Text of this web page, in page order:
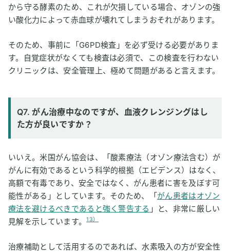
から守る酵素のため、これが欠損している場合、オゾンの強
い酸化力によって赤血球が壊れてしまうおそれがあります。
そのため、事前に「G6PD検査」を必ず受ける必要がありま
す。自覚症状がなくても検査は必須で、この検査を行わない
クリニックは、安全管理上、極めて問題があると言えます。
Q7. がん治療中なのですが、血液クレンジングはし
た方が良いですか？
いいえ。米国がん協会は、「酸素療法（オゾン療法含む）が
がんに有効であるという科学的根拠（エビデンス）はなく、
高額で有毒であり、安全ではなく、がん患者に害を及ぼす可
能性がある」としています。そのため、「がん患者はオゾン
療法を避けるべきであると強く警告する 」と、非常に厳しい
見解を示しています。13）
治療補助として活用するのであれば、水素吸入の方が安全性